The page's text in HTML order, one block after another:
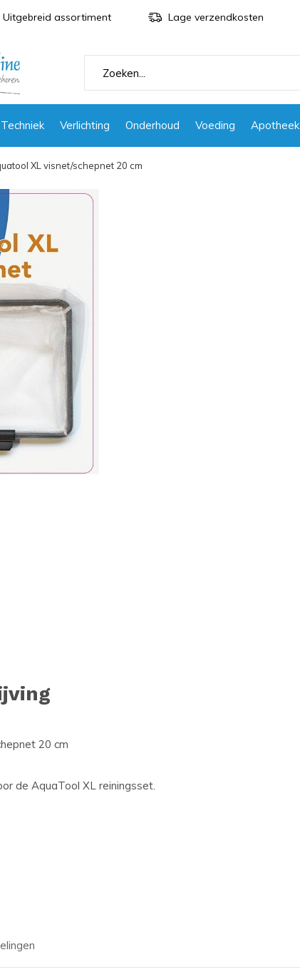
Techniek Verlichting Onderhoud Voeding Apotheek
Uitgebreid assortiment Lage verzendkosten
XL visnet/schepnet 20 cm
20 cm
de AquaTool XL reiningsset.